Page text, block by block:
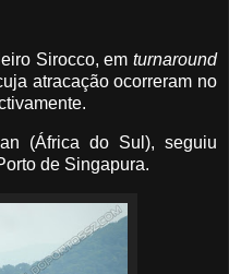
Sirocco, em turnaround
atracação ocorreram no
(África do Sul), seguiu
de Singapura.